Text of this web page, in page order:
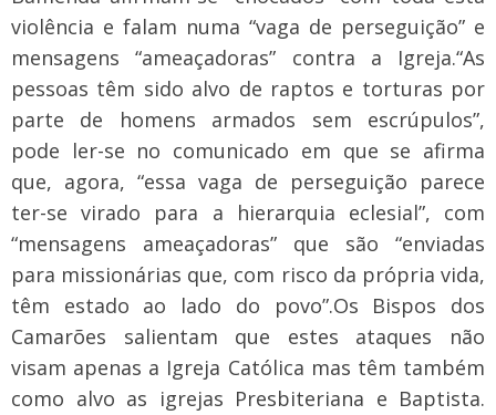
violência e falam numa “vaga de perseguição” e
mensagens “ameaçadoras” contra a Igreja.“As
pessoas têm sido alvo de raptos e torturas por
parte de homens armados sem escrúpulos”,
pode ler-se no comunicado em que se afirma
que, agora, “essa vaga de perseguição parece
ter-se virado para a hierarquia eclesial”, com
“mensagens ameaçadoras” que são “enviadas
para missionárias que, com risco da própria vida,
têm estado ao lado do povo”.Os Bispos dos
Camarões salientam que estes ataques não
visam apenas a Igreja Católica mas têm também
como alvo as igrejas Presbiteriana e Baptista.